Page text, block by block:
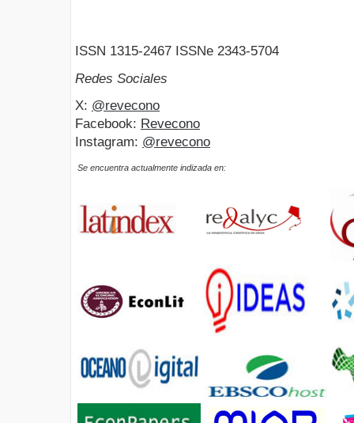
ISSN 1315-2467 ISSNe 2343-5704
Redes Sociales
X: @revecono
Facebook: Revecono
Instagram: @revecono
Se encuentra actualmente indizada en: